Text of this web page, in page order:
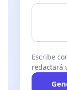
Escribe
redactará